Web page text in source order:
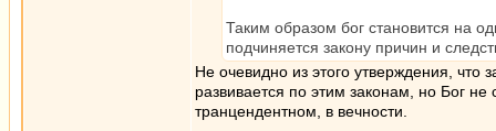
Таким образом бог становится на
подчиняется закону причин и
Не очевидно из этого утверждения, что
развивается по этим законам, но Бог
транцендентном, в вечности.